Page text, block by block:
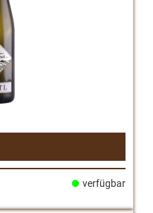
verfügbar